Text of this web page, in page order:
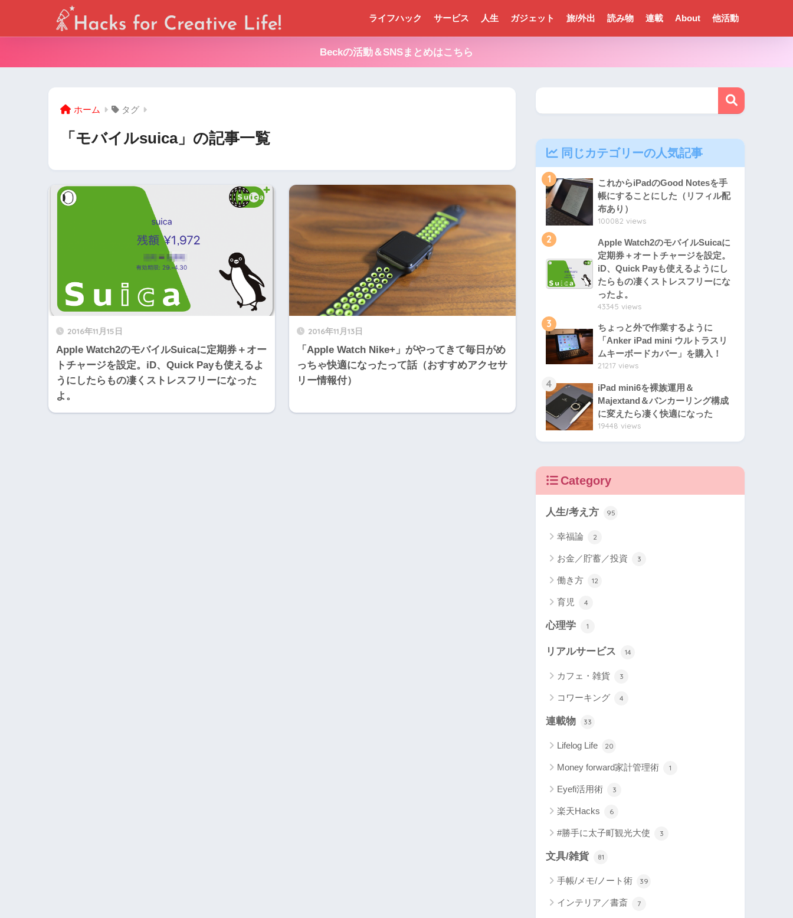
ライフハック サービス 人生 ガジェット 旅/外出 読み物 連載 About 他活動
Beckの活動＆SNSまとめはこちら
ホーム タグ
「モバイルsuica」の記事一覧
2016年11月15日
Apple Watch2のモバイルSuicaに定期券＋オー
トチャージを設定。iD、Quick Payも使えるよ
うにしたらもの凄くストレスフリーになった
よ。
2016年11月13日
「Apple Watch Nike+」がやってきて毎日がめ
っちゃ快適になったって話（おすすめアクセサ
リー情報付）
同じカテゴリーの人気記事
1
これからiPadのGood Notesを手
帳にすることにした（リフィル配
布あり）
100082 views
2
Apple Watch2のモバイルSuicaに
定期券＋オートチャージを設定。
iD、Quick Payも使えるようにし
たらもの凄くストレスフリーにな
ったよ。
43345 views
3
ちょっと外で作業するように
「Anker iPad mini ウルトラスリ
ムキーボードカバー」を購入！
21217 views
4
iPad mini6を裸族運用＆
Majextand＆バンカーリング構成
に変えたら凄く快適になった
19448 views
Category
人生/考え方 95
幸福論 2
お金／貯蓄／投資 3
働き方 12
育児 4
心理学 1
リアルサービス 14
カフェ・雑貨 3
コワーキング 4
連載物 33
Lifelog Life 20
Money forward家計管理術 1
Eyefi活用術 3
楽天Hacks 6
#勝手に太子町観光大使 3
文具/雑貨 81
手帳/メモ/ノート術 39
インテリア／書斎 7